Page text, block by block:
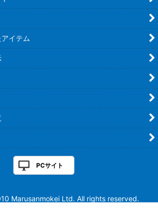
イテム
PCサイト
Marusanmokei Ltd. All rights reserved.